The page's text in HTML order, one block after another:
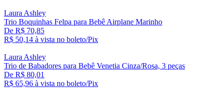
Laura Ashley
Trio Boquinhas Felpa para Bebê Airplane Marinho
De R$ 70,85
R$ 50,14 à vista no boleto/Pix
Laura Ashley
Trio de Babadores para Bebê Venetia Cinza/Rosa, 3 peças
De R$ 80,01
R$ 65,96 à vista no boleto/Pix